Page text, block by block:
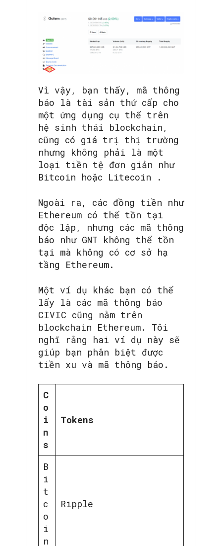
Vì vậy, bạn thấy, mã thông
báo là tài sản thứ cấp cho
một ứng dụng cụ thể trên
hệ sinh thái blockchain,
cũng có giá trị thị trường
nhưng không phải là một
loại tiền tệ đơn giản như
Bitcoin hoặc Litecoin .
Ngoài ra, các đồng tiền như
Ethereum có thể tồn tại
độc lập, nhưng các mã thông
báo như GNT không thể tồn
tại mà không có cơ sở hạ
tầng Ethereum.
Một ví dụ khác bạn có thể
lấy là các mã thông báo
CIVIC cũng nằm trên
blockchain Ethereum. Tôi
nghĩ rằng hai ví dụ này sẽ
giúp bạn phân biệt được
tiền xu và mã thông báo.
C
o
i
n
s
Tokens
B
i
t
c
o
i
n
Ripple